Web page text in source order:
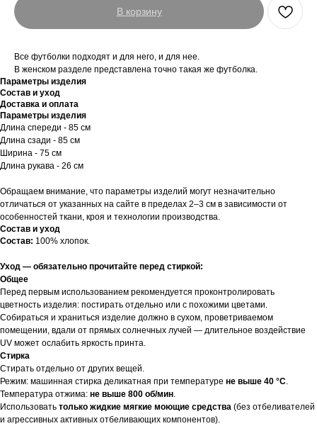
В корзину
Все футболки подходят и для него, и для нее.
В женском разделе представлена точно такая же футболка.
Параметры изделия
Состав и уход
Доставка и оплата
Параметры изделия
Длина спереди - 85 см
Длина сзади - 85 см
Ширина - 75 см
Длина рукава - 26 см
Обращаем внимание, что параметры изделий могут незначительно
отличаться от указанных на сайте в пределах 2–3 см в зависимости от
особенностей ткани, кроя и технологии производства.
Состав и уход
Состав: 100% хлопок.
Уход — обязательно прочитайте перед стиркой:
Общее
Перед первым использованием рекомендуется проконтролировать
цветность изделия: постирать отдельно или с похожими цветами.
Собираться и храниться изделие должно в сухом, проветриваемом
помещении, вдали от прямых солнечных лучей — длительное воздействие
UV может ослабить яркость принта.
Стирка
Стирать отдельно от других вещей.
Режим: машинная стирка деликатная при температуре не выше 40 °C.
Температура отжима: не выше 800 об/мин.
Использовать только жидкие мягкие моющие средства (без отбеливателей
и агрессивных активных отбеливающих компонентов).